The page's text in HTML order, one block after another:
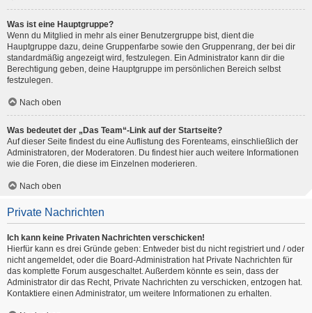
Was ist eine Hauptgruppe?
Wenn du Mitglied in mehr als einer Benutzergruppe bist, dient die
Hauptgruppe dazu, deine Gruppenfarbe sowie den Gruppenrang, der bei dir
standardmäßig angezeigt wird, festzulegen. Ein Administrator kann dir die
Berechtigung geben, deine Hauptgruppe im persönlichen Bereich selbst
festzulegen.
Nach oben
Was bedeutet der „Das Team“-Link auf der Startseite?
Auf dieser Seite findest du eine Auflistung des Forenteams, einschließlich der
Administratoren, der Moderatoren. Du findest hier auch weitere Informationen
wie die Foren, die diese im Einzelnen moderieren.
Nach oben
Private Nachrichten
Ich kann keine Privaten Nachrichten verschicken!
Hierfür kann es drei Gründe geben: Entweder bist du nicht registriert und / oder
nicht angemeldet, oder die Board-Administration hat Private Nachrichten für
das komplette Forum ausgeschaltet. Außerdem könnte es sein, dass der
Administrator dir das Recht, Private Nachrichten zu verschicken, entzogen hat.
Kontaktiere einen Administrator, um weitere Informationen zu erhalten.